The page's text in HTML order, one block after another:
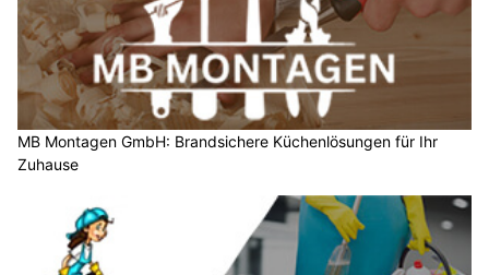
MB Montagen GmbH: Brandsichere Küchenlösungen für Ihr
Zuhause